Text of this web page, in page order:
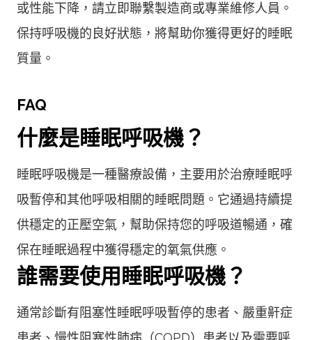
或性能下降，請立即聯繫製造商或專業維修人員。
保持呼吸機的良好狀態，將幫助你獲得更好的睡眠
質量。
FAQ
什麼是睡眠呼吸機？
睡眠呼吸機是一種醫療設備，主要用於治療睡眠呼
吸暫停和其他呼吸相關的睡眠問題。它通過持續提
供穩定的正壓空氣，幫助保持您的呼吸道暢通，確
保在睡眠過程中獲得穩定的氧氣供應。
誰需要使用睡眠呼吸機？
通常診斷有阻塞性睡眠呼吸暫停的患者、嚴重鼾症